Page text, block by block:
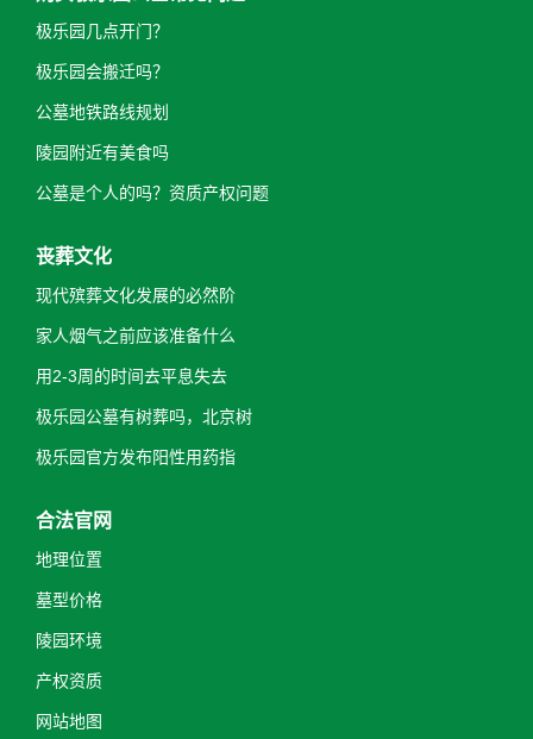
极乐园几点开门？
极乐园会搬迁吗？
公墓地铁路线规划
陵园附近有美食吗
公墓是个人的吗？资质产权问题
丧葬文化
现代殡葬文化发展的必然阶
家人烟气之前应该准备什么
用2-3周的时间去平息失去
极乐园公墓有树葬吗，北京树
极乐园官方发布阳性用药指
合法官网
地理位置
墓型价格
陵园环境
产权资质
网站地图